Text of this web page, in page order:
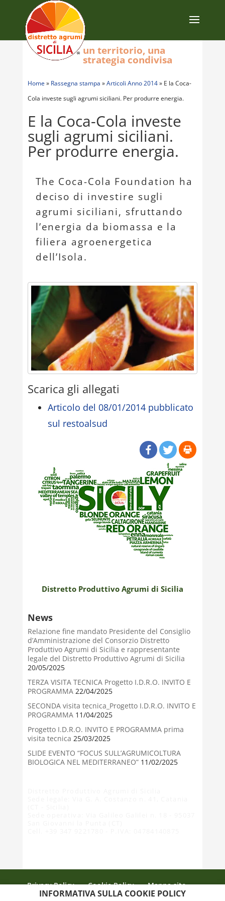
Home » Rassegna stampa »Articoli Anno 2014» E la Coca-
Cola investe sugli agrumi siciliani. Per produrre energia.
E la Coca-Cola investe
sugli agrumi siciliani.
Per produrre energia.
The Coca-Cola Foundation ha
deciso di investire sugli
agrumi siciliani, sfruttando
l’energia da biomassa e la
filiera agroenergetica
dell’Isola.
Scarica gli allegati
Articolo del 08/01/2014 pubblicato
sul restoalsud
Distretto Produttivo Agrumi di Sicilia
un territorio, una
strategia condivisa
News
Relazione fine mandato Presidente del Consiglio
d’Amministrazione del Consorzio Distretto
Produttivo Agrumi di Sicilia e rappresentante
legale del Distretto Produttivo Agrumi di Sicilia
20/05/2025
TERZA VISITA TECNICA Progetto I.D.R.O. INVITO E
PROGRAMMA22/04/2025
SECONDA visita tecnica_Progetto I.D.R.O. INVITO E
PROGRAMMA11/04/2025
Progetto I.D.R.O. INVITO E PROGRAMMA prima
visita tecnica 25/03/2025
SLIDE EVENTO “FOCUS SULL’AGRUMICOLTURA
BIOLOGICA NEL MEDITERRANEO”11/02/2025
Privacy Policy Cookie Policy
Mappa sito
INFORMATIVA SULLA COOKIE POLICY